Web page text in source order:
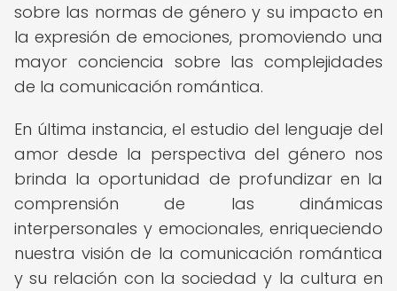
sobre las normas de género y su impacto en
la expresión de emociones, promoviendo una
mayor conciencia sobre las complejidades
de la comunicación romántica.
En última instancia, el estudio del lenguaje del
amor desde la perspectiva del género nos
brinda la oportunidad de profundizar en la
comprensión de las dinámicas
interpersonales y emocionales, enriqueciendo
nuestra visión de la comunicación romántica
y su relación con la sociedad y la cultura en